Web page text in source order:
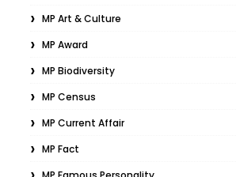
MP Art & Culture
MP Award
MP Biodiversity
MP Census
MP Current Affair
MP Fact